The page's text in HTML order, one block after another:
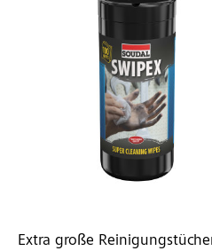
Extra große